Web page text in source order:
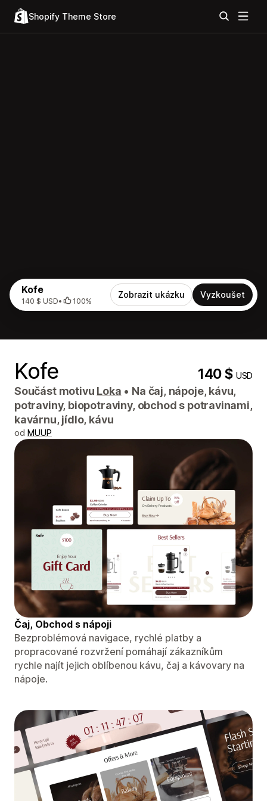
Shopify Theme Store
Kofe
140 $ USD• 100%
Zobrazit ukázku Vyzkoušet
Kofe 140 $USD
Součást motivu Loka • Na čaj, nápoje, kávu,
potraviny, biopotraviny, obchod s potravinami,
kavárnu, jídlo, kávu
od MUUP
Čaj, Obchod s nápoji
Bezproblémová navigace, rychlé platby a
propracované rozvržení pomáhají zákazníkům
rychle najít jejich oblíbenou kávu, čaj a kávovary na
nápoje.